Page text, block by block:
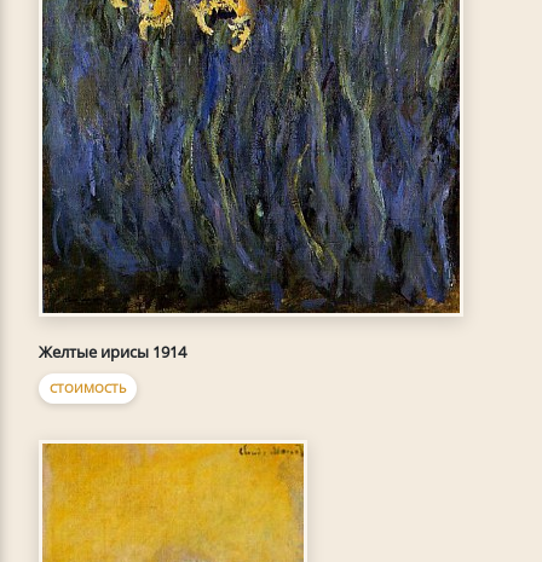
Желтые ирисы 1914
СТОИМОСТЬ